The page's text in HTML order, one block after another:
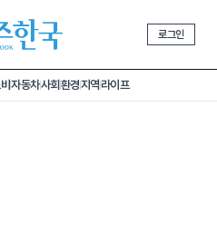
로그인
자동차사회환경지역라이프